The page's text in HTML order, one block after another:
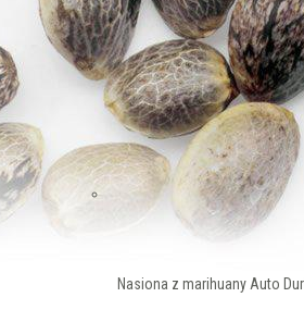
Nasiona z marihuany Auto